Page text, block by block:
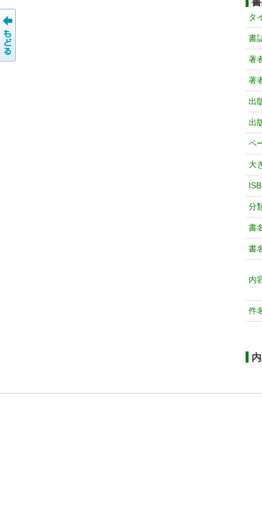
タ
書
著
著
出
出
ペ
大
分
書
書
内
件